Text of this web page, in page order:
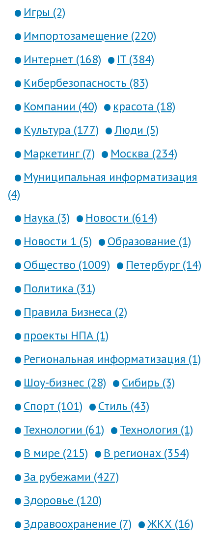
Игры (2)
Импортозамещение (220)
Интернет (168)
IT (384)
Кибербезопасность (83)
Компании (40)
красота (18)
Культура (177)
Люди (5)
Маркетинг (7)
Москва (234)
Муниципальная информатизация
(4)
Наука (3)
Новости (614)
Новости 1 (5)
Образование (1)
Общество (1009)
Петербург (14)
Политика (31)
Правила Бизнеса (2)
проекты НПА (1)
Региональная информатизация (1)
Шоу-бизнес (28)
Сибирь (3)
Спорт (101)
Стиль (43)
Технологии (61)
Технология (1)
В мире (215)
В регионах (354)
За рубежами (427)
Здоровье (120)
Здравоохранение (7)
ЖКХ (16)